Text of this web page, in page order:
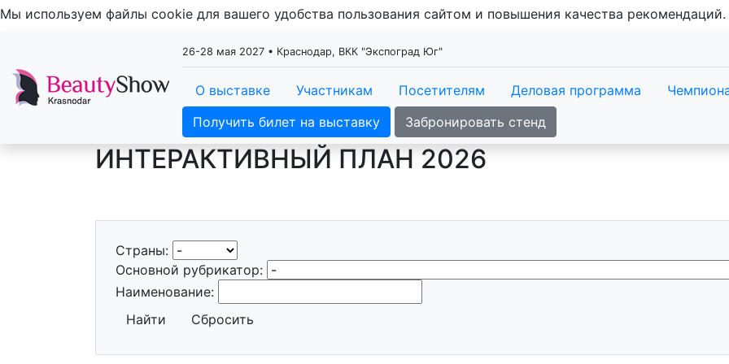
Мы используем файлы cookie для вашего удобства пользования сайтом и повышения качества рекомендаций.
26-28 мая 2027 • Краснодар, ВКК "Экспоград Юг"
О выставке Участникам Посетителям Деловая программа
Получить билет на выставку
Забронировать стенд
ИНТЕРАКТИВНЫЙ ПЛАН 2026
Страны:
Основной рубрикатор:
Наименование:
Найти
Сбросить